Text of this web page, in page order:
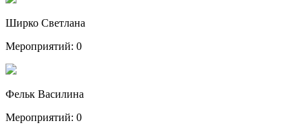
Ширко Светлана
Мероприятий: 0
Фельк Василина
Мероприятий: 0